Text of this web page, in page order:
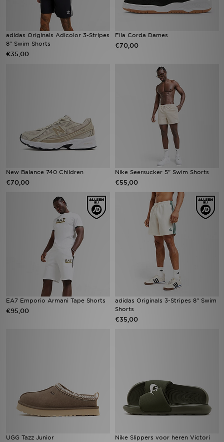
adidas Originals Adicolor 3-Stripes
8" Swim Shorts
€35,00
Fila Corda Dames
€70,00
New Balance 740 Children
€70,00
Nike Seersucker 5" Swim Shorts
€55,00
EA7 Emporio Armani Tape Shorts
€95,00
adidas Originals 3-Stripes 8" Swim
Shorts
€35,00
UGG Tazz Junior
Nike Slippers voor heren Victori